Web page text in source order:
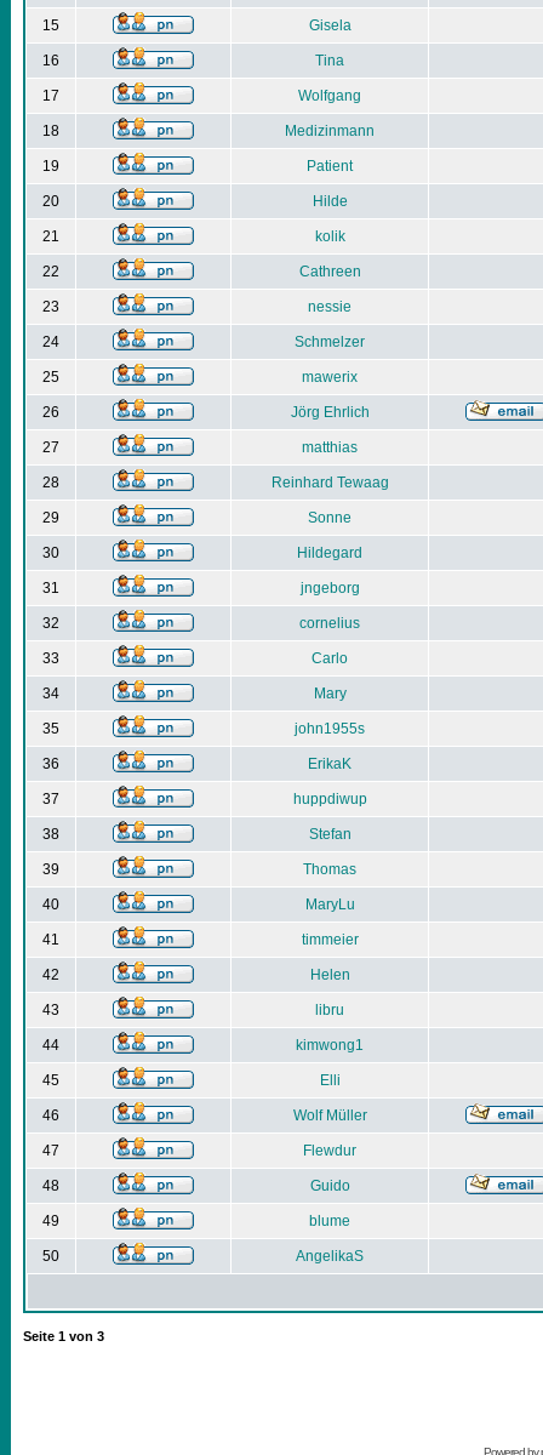
15 Gisela
16 Tina
17 Wolfgang
18 Medizinmann
19 Patient
20 Hilde
21 kolik
22 Cathreen
23 nessie
24 Schmelzer
25 mawerix
26 Jörg Ehrlich
27 matthias
28 Reinhard Tewaag
29 Sonne
30 Hildegard
31 jngeborg
32 cornelius
33 Carlo
34 Mary
35 john1955s
36 ErikaK
37 huppdiwup
38 Stefan
39 Thomas
40 MaryLu
41 timmeier
42 Helen
43 libru
44 kimwong1
45 Elli
46 Wolf Müller
47 Flewdur
48 Guido
49 blume
50 AngelikaS
Seite 1 von 3
Powered by